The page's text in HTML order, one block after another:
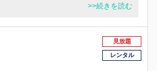
>>続きを読む
見放題
レンタル